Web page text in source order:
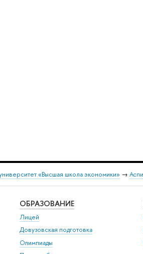
«Высшая школа экономики» →
ОБРАЗОВАНИЕ
Лицей
Довузовская подготовка
Олимпиады